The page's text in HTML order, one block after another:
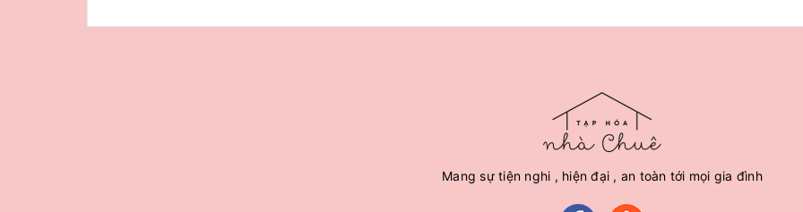
Mang sự tiện nghi , hiện đại , an toàn tới mọi gia đình